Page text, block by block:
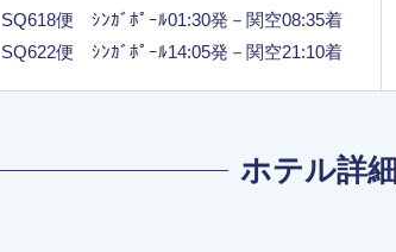
SQ618便 ｼﾝｶﾞﾎﾟｰﾙ01:30発－関空08:35着
SQ622便 ｼﾝｶﾞﾎﾟｰﾙ14:05発－関空21:10着
ホテル詳細